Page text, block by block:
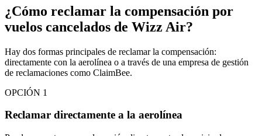
¿Cómo reclamar la compensación por
vuelos cancelados de Wizz Air?
Hay dos formas principales de reclamar la compensación:
directamente con la aerolínea o a través de una empresa de gestión
de reclamaciones como ClaimBee.
OPCIÓN 1
Reclamar directamente a la aerolínea